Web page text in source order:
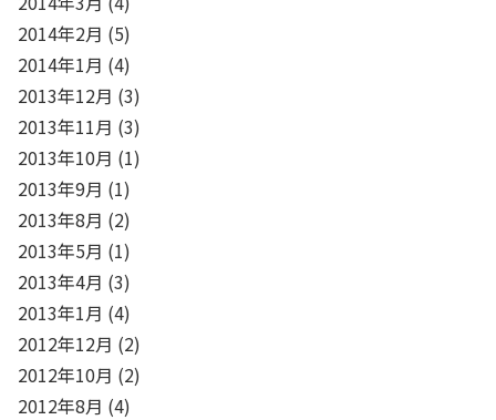
2014年2月 (5)
2014年1月 (4)
2013年12月 (3)
2013年11月 (3)
2013年10月 (1)
2013年9月 (1)
2013年8月 (2)
2013年5月 (1)
2013年4月 (3)
2013年1月 (4)
2012年12月 (2)
2012年10月 (2)
2012年8月 (4)